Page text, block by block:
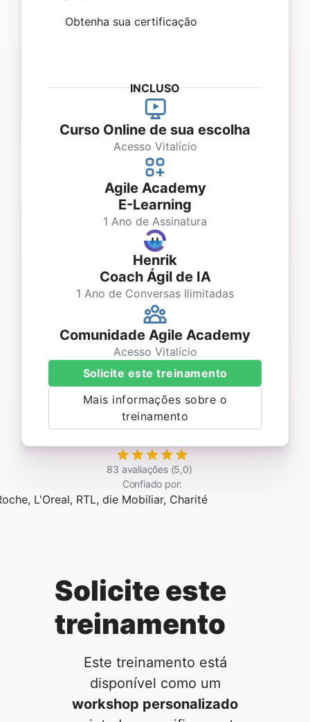
Obtenha sua certificação
INCLUSO
Curso Online de sua escolha
Acesso Vitalício
Agile Academy
E-Learning
1 Ano de Assinatura
Henrik
Coach Ágil de IA
1 Ano de Conversas Ilimitadas
Comunidade Agile Academy
Acesso Vitalício
Solicite este treinamento
Mais informações sobre o
treinamento
83 avaliações (5,0)
Confiado por:
Solicite este
treinamento
Este treinamento está
disponível como um
workshop personalizado